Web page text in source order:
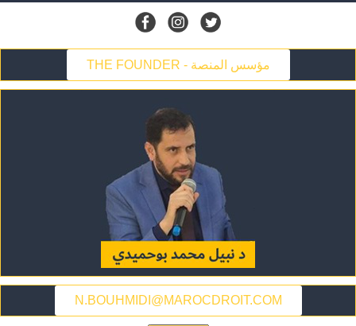
THE FOUNDER - مؤسس المنصة
N.BOUHMIDI@MAROCDROIT.COM